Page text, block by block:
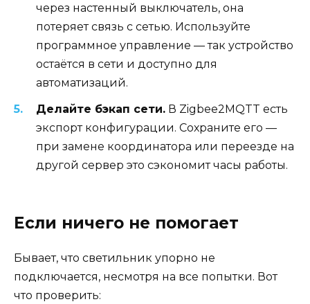
через настенный выключатель, она
потеряет связь с сетью. Используйте
программное управление — так устройство
остаётся в сети и доступно для
автоматизаций.
Делайте бэкап сети. В Zigbee2MQTT есть
экспорт конфигурации. Сохраните его —
при замене координатора или переезде на
другой сервер это сэкономит часы работы.
Если ничего не помогает
Бывает, что светильник упорно не
подключается, несмотря на все попытки. Вот
что проверить: